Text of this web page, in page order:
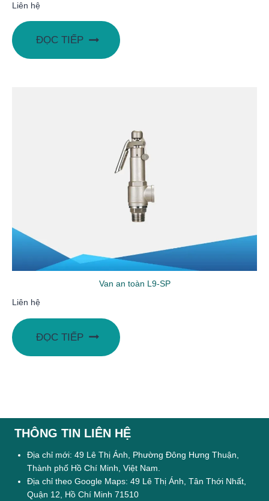
Liên hệ
ĐỌC TIẾP
Van an toàn L9-SP
Liên hệ
ĐỌC TIẾP
THÔNG TIN LIÊN HỆ
Địa chỉ mới: 49 Lê Thị Ánh, Phường Đông Hưng Thuận,
Thành phố Hồ Chí Minh, Việt Nam.
Địa chỉ theo Google Maps: 49 Lê Thị Ánh, Tân Thới Nhất,
Quận 12, Hồ Chí Minh 71510